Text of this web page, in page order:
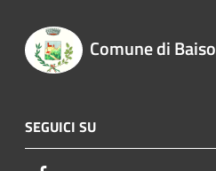
Comune di Baiso
SEGUICI SU